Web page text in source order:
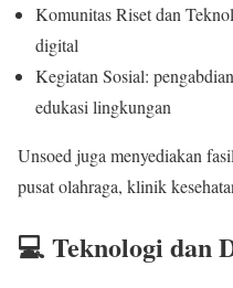
Komunitas Riset dan
digital
Kegiatan Sosial:
edukasi lingkungan
Unsoed juga menyediakan
pusat olahraga, klinik
💻 Teknologi dan